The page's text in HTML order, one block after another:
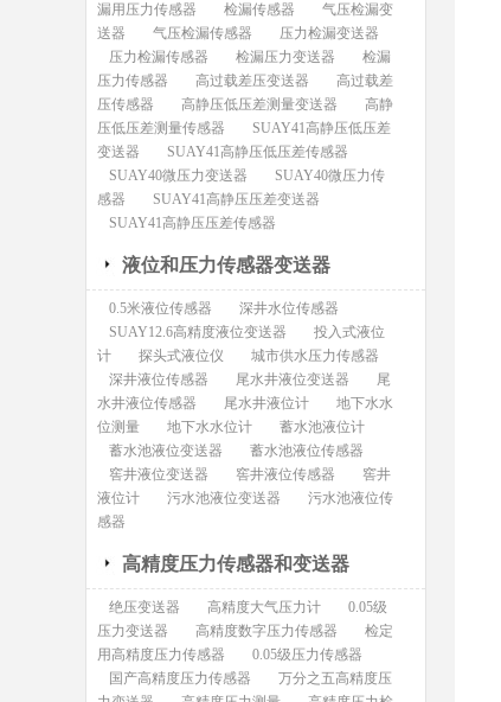
漏用压力传感器
检漏传感器
气压检漏变
送器
气压检漏传感器
压力检漏变送器
压力检漏传感器
检漏压力变送器
检漏
压力传感器
高过载差压变送器
高过载差
压传感器
高静压低压差测量变送器
高静
压低压差测量传感器
SUAY41高静压低压差
变送器
SUAY41高静压低压差传感器
SUAY40微压力变送器
SUAY40微压力传
感器
SUAY41高静压压差变送器
SUAY41高静压压差传感器
液位和压力传感器变送器
0.5米液位传感器
深井水位传感器
SUAY12.6高精度液位变送器
投入式液位
计
探头式液位仪
城市供水压力传感器
深井液位传感器
尾水井液位变送器
尾
水井液位传感器
尾水井液位计
地下水水
位测量
地下水水位计
蓄水池液位计
蓄水池液位变送器
蓄水池液位传感器
窖井液位变送器
窖井液位传感器
窖井
液位计
污水池液位变送器
污水池液位传
感器
高精度压力传感器和变送器
绝压变送器 高精度大气压力计
0.05级
压力变送器
高精度数字压力传感器
检定
用高精度压力传感器
0.05级压力传感器
国产高精度压力传感器
万分之五高精度压